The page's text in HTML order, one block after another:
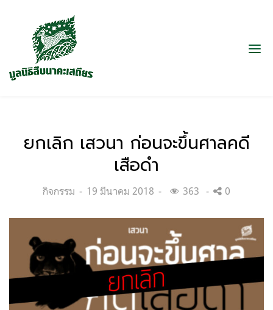
ยกเลิก เสวนา ก่อนจะขึ้นศาลคดี
เสือดำ
Categories:
กิจกรรม
Posted
19 มีนาคม 2018 363 0